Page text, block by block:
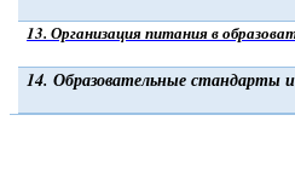
13. Организация питания в
14. Образовательные стандарты